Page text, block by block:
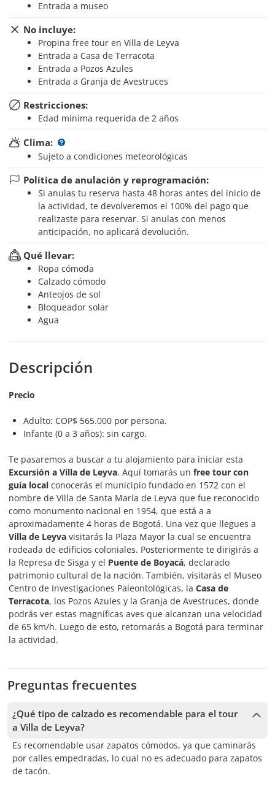
Entrada a museo
No incluye:
Propina free tour en Villa de Leyva
Entrada a Casa de Terracota
Entrada a Pozos Azules
Entrada a Granja de Avestruces
Restricciones:
Edad mínima requerida de 2 años
Clima:
Sujeto a condiciones meteorológicas
Política de anulación y reprogramación:
Si anulas tu reserva hasta 48 horas antes del inicio de
la actividad, te devolveremos el 100% del pago que
realizaste para reservar. Si anulas con menos
anticipación, no aplicará devolución.
Qué llevar:
Ropa cómoda
Calzado cómodo
Anteojos de sol
Bloqueador solar
Agua
Descripción
Precio
Adulto: COP$ 565.000 por persona.
Infante (0 a 3 años): sin cargo.
Te pasaremos a buscar a tu alojamiento para iniciar esta
Excursión a Villa de Leyva. Aquí tomarás un free tour con
guía local conocerás el municipio fundado en 1572 con el
nombre de Villa de Santa María de Leyva que fue reconocido
como monumento nacional en 1954, que está a a
aproximadamente 4 horas de Bogotá. Una vez que llegues a
Villa de Leyva visitarás la Plaza Mayor la cual se encuentra
rodeada de edificios coloniales. Posteriormente te dirigirás a
la Represa de Sisga y el Puente de Boyacá, declarado
patrimonio cultural de la nación. También, visitarás el Museo
Centro de Investigaciones Paleontológicas, la Casa de
Terracota, los Pozos Azules y la Granja de Avestruces, donde
podrás ver estas magníficas aves que alcanzan una velocidad
de 65 km/h. Luego de esto, retornarás a Bogotá para terminar
la actividad.
Preguntas frecuentes
¿Qué tipo de calzado es recomendable para el tour
a Villa de Leyva?
Es recomendable usar zapatos cómodos, ya que caminarás
por calles empedradas, lo cual no es adecuado para zapatos
de tacón.